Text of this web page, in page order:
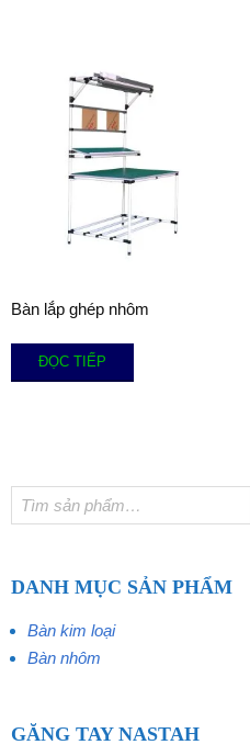
Bàn lắp ghép nhôm
ĐỌC TIẾP
Tìm
kiếm:
DANH MỤC SẢN PHẨM
Bàn kim loại
Bàn nhôm
GĂNG TAY NASTAH